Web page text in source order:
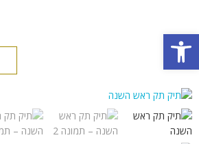
פתח סרגל נגישות